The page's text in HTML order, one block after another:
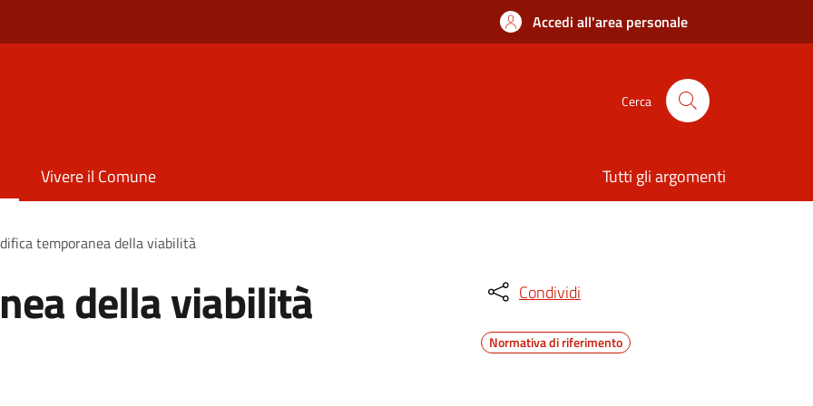
Accedi all'area personale
Cerca
Vivere il Comune Tutti gli argomenti
temporanea della viabilità
della viabilità Condividi
Normativa di riferimento